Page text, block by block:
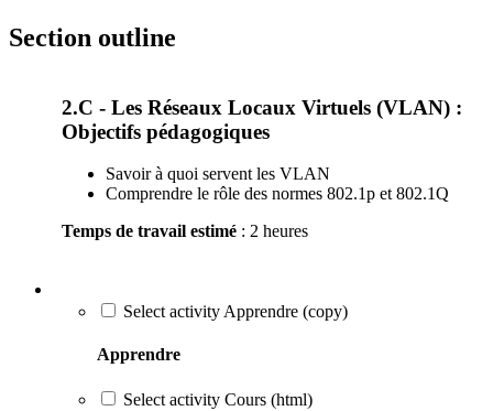
Section outline
Select activity Apprendre (copy)
Apprendre
Select activity Cours (html)